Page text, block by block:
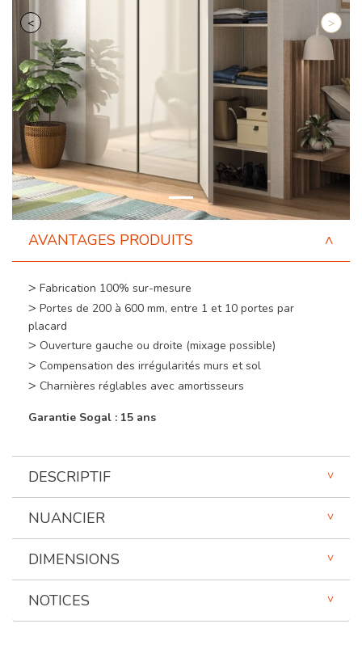
Retour
AVANTAGES PRODUITS
Fabrication 100% sur-mesure
Portes de 200 à 600 mm, entre 1 et 10 portes par
placard
Ouverture gauche ou droite (mixage possible)
Compensation des irrégularités murs et sol
Charnières réglables avec amortisseurs
Garantie Sogal : 15 ans
DESCRIPTIF
NUANCIER
DIMENSIONS
NOTICES